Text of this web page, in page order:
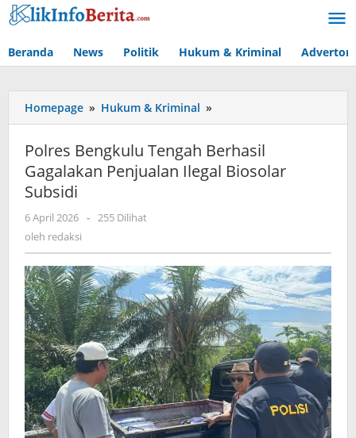
Lewati
ke
Beranda News Politik Hukum & Kriminal
Homepage » Hukum & Kriminal »
Bengkulu
Berhasil
Gagalakan
Polres Bengkulu Tengah Berhasil
Gagalakan Penjualan Ilegal Biosolar
Subsidi
6 April 2026 oleh
- 255 Dilihat
oleh redaksi